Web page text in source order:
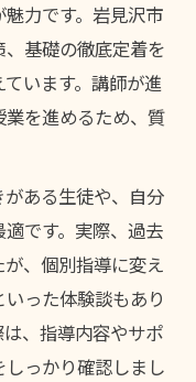
力です。岩見沢市
基礎の徹底定着を
います。講師が進
を進めるため、質
ある生徒や、自分
です。実際、過去
、個別指導に変え
った体験談もあり
、指導内容やサポ
っかり確認しまし